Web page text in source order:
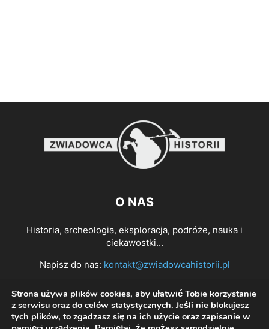
O NAS
Historia, archeologia, eksploracja, podróże, nauka i
ciekawostki...
Napisz do nas: kontakt@zwiadowcahistorii.pl
PODĄŻAJ ZA NAMI
Strona używa plików cookies, aby ułatwić Tobie korzystanie
z serwisu oraz do celów statystycznych. Jeśli nie blokujesz
tych plików, to zgadzasz się na ich użycie oraz zapisanie w